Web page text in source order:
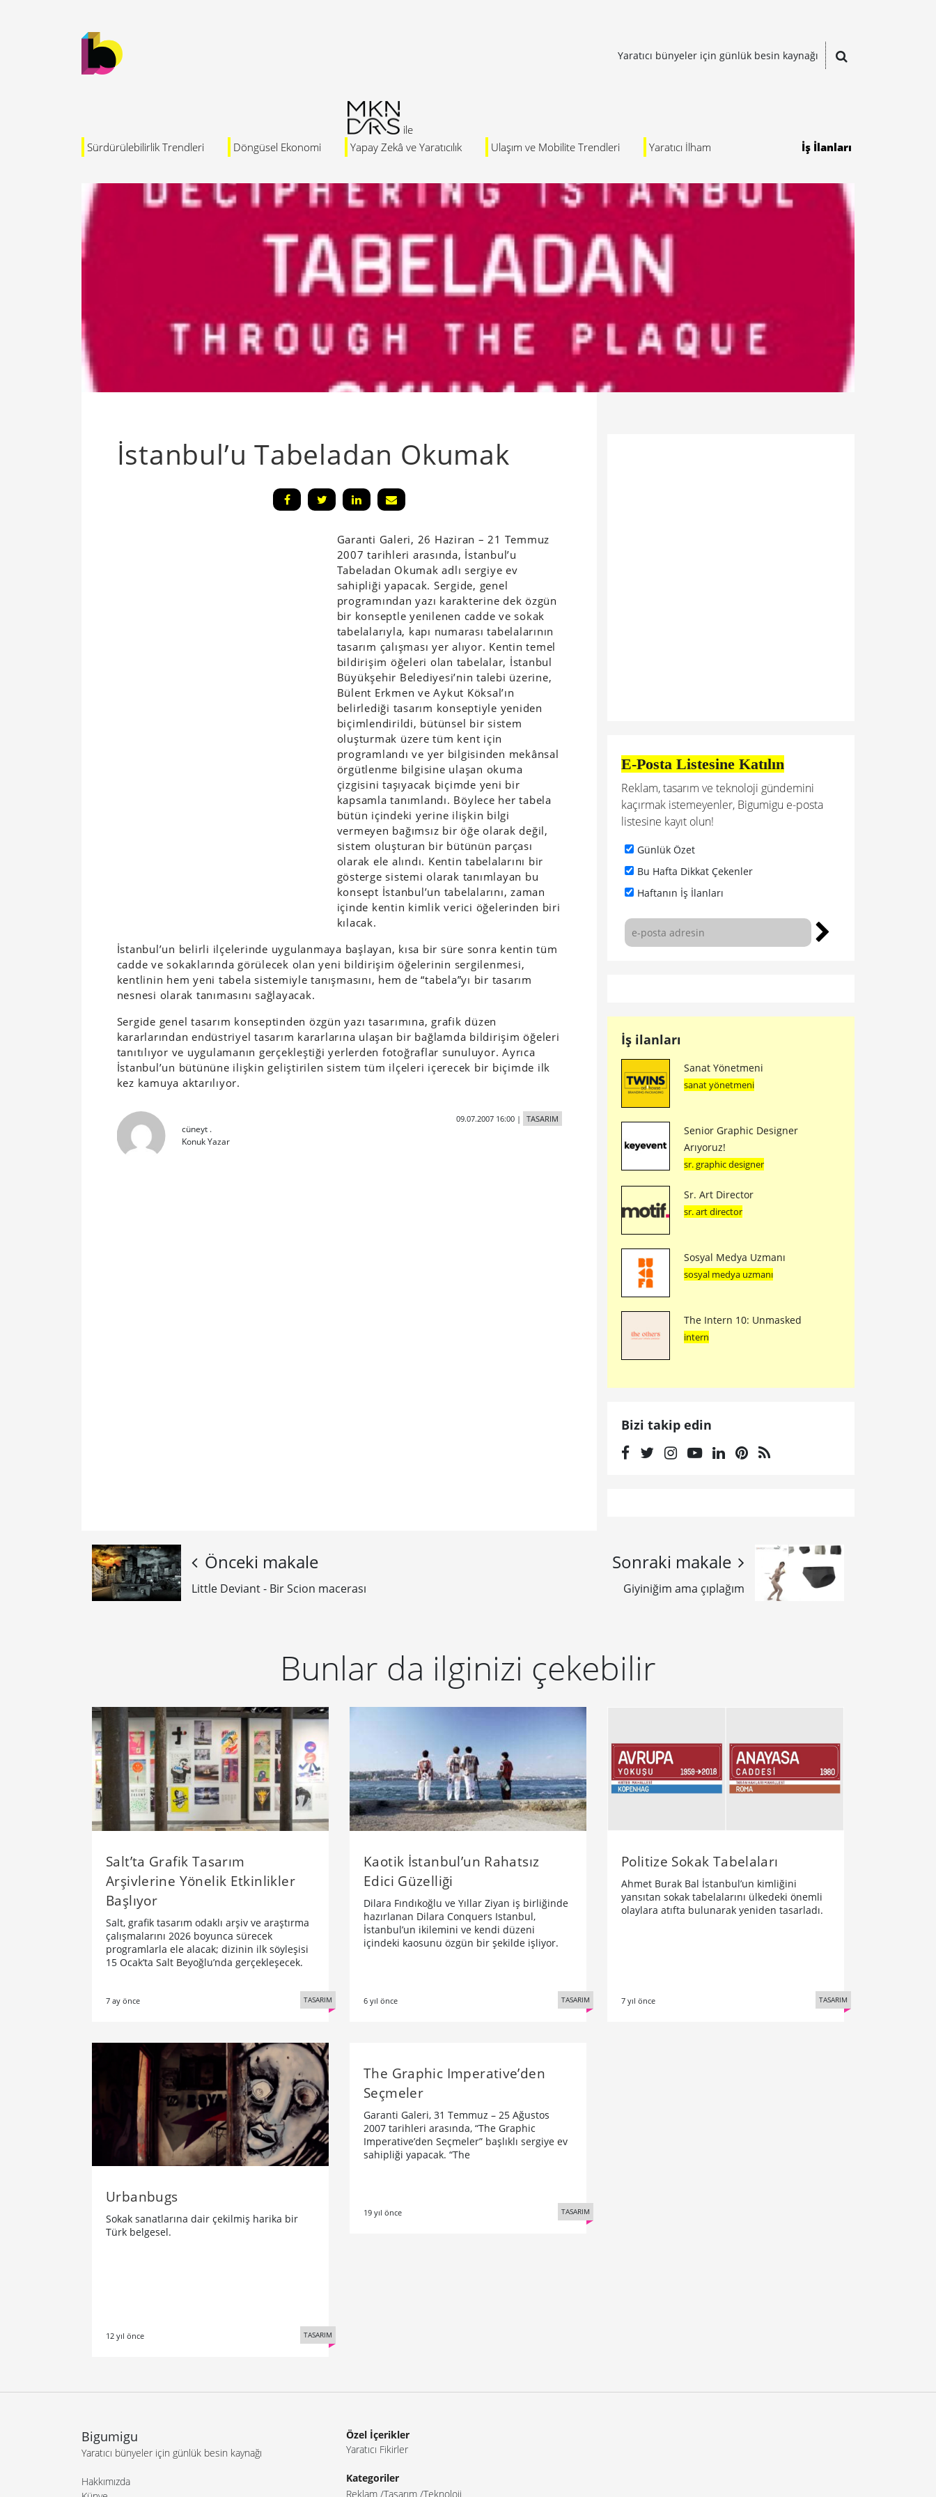
Yaratıcı bünyeler için günlük besin kaynağı
Sürdürülebilirlik Trendleri Döngüsel Ekonomi Yapay Zekâ ve Yaratıcılık Ulaşım ve Mobilite Trendleri Yaratıcı İlham İş İlanları
İstanbul’u Tabeladan Okumak
Garanti Galeri, 26 Haziran – 21 Temmuz
2007 tarihleri arasında, İstanbul’u
Tabeladan Okumak adlı sergiye ev
sahipliği yapacak. Sergide, genel
programından yazı karakterine dek özgün
bir konseptle yenilenen cadde ve sokak
tabelalarıyla, kapı numarası tabelalarının
tasarım çalışması yer alıyor. Kentin temel
bildirişim öğeleri olan tabelalar, İstanbul
Büyükşehir Belediyesi’nin talebi üzerine,
Bülent Erkmen ve Aykut Köksal’ın
belirlediği tasarım konseptiyle yeniden
biçimlendirildi, bütünsel bir sistem
oluşturmak üzere tüm kent için
programlandı ve yer bilgisinden mekânsal
örgütlenme bilgisine ulaşan okuma
çizgisini taşıyacak biçimde yeni bir
kapsamla tanımlandı. Böylece her tabela
bütün içindeki yerine ilişkin bilgi
vermeyen bağımsız bir öğe olarak değil,
sistem oluşturan bir bütünün parçası
olarak ele alındı. Kentin tabelalarını bir
gösterge sistemi olarak tanımlayan bu
konsept İstanbul’un tabelalarını, zaman
içinde kentin kimlik verici öğelerinden biri
kılacak.
İstanbul’un belirli ilçelerinde uygulanmaya başlayan, kısa bir süre sonra kentin tüm
cadde ve sokaklarında görülecek olan yeni bildirişim öğelerinin sergilenmesi,
kentlinin hem yeni tabela sistemiyle tanışmasını, hem de “tabela”yı bir tasarım
nesnesi olarak tanımasını sağlayacak.
Sergide genel tasarım konseptinden özgün yazı tasarımına, grafik düzen
kararlarından endüstriyel tasarım kararlarına ulaşan bir bağlamda bildirişim öğeleri
tanıtılıyor ve uygulamanın gerçekleştiği yerlerden fotoğraflar sunuluyor. Ayrıca
İstanbul’un bütününe ilişkin geliştirilen sistem tüm ilçeleri içerecek bir biçimde ilk
kez kamuya aktarılıyor.
cüneyt .
Konuk Yazar
09.07.2007 16:00| TASARIM
E-Posta Listesine Katılın
Reklam, tasarım ve teknoloji gündemini
kaçırmak istemeyenler, Bigumigu e-posta
listesine kayıt olun!
Günlük Özet
Bu Hafta Dikkat Çekenler
Haftanın İş İlanları
İş ilanları
Sanat Yönetmeni
sanat yönetmeni
Senior Graphic Designer
Arıyoruz!
sr. graphic designer
Sr. Art Director
sr. art director
Sosyal Medya Uzmanı
sosyal medya uzmanı
The Intern 10: Unmasked
intern
Bizi takip edin
Önceki makale
Little Deviant - Bir Scion macerası
Sonraki makale
Giyiniğim ama çıplağım
Bunlar da ilginizi çekebilir
Salt’ta Grafik Tasarım
Arşivlerine Yönelik Etkinlikler
Başlıyor
Salt, grafik tasarım odaklı arşiv ve araştırma
çalışmalarını 2026 boyunca sürecek
programlarla ele alacak; dizinin ilk söyleşisi
15 Ocak’ta Salt Beyoğlu’nda gerçekleşecek.
7 ay önce TASARIM
Kaotik İstanbul’un Rahatsız
Edici Güzelliği
Dilara Fındıkoğlu ve Yıllar Ziyan iş birliğinde
hazırlanan Dilara Conquers Istanbul,
İstanbul’un ikilemini ve kendi düzeni
içindeki kaosunu özgün bir şekilde işliyor.
6 yıl önce TASARIM
Politize Sokak Tabelaları
Ahmet Burak Bal İstanbul’un kimliğini
yansıtan sokak tabelalarını ülkedeki önemli
olaylara atıfta bulunarak yeniden tasarladı.
7 yıl önce TASARIM
Urbanbugs
Sokak sanatlarına dair çekilmiş harika bir
Türk belgesel.
12 yıl önce TASARIM
The Graphic Imperative’den
Seçmeler
Garanti Galeri, 31 Temmuz – 25 Ağustos
2007 tarihleri arasında, “The Graphic
Imperative’den Seçmeler” başlıklı sergiye ev
sahipliği yapacak. “The
19 yıl önce TASARIM
Bigumigu
Yaratıcı bünyeler için günlük besin kaynağı
Hakkımızda
Özel İçerikler
Yaratıcı Fikirler
Kategoriler
Reklam Tasarım Teknoloji